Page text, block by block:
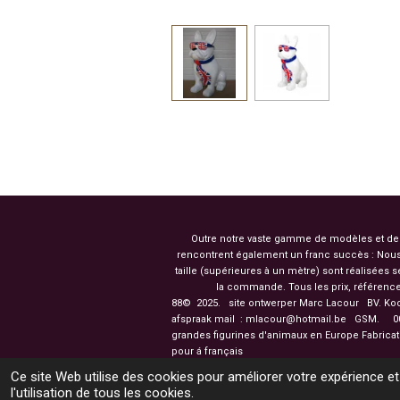
Ce site Web utilise des cookies pour améliorer votre expérience
l'utilisation de tous les cookies.
Outre notre vaste gamme de modèles et
rencontrent également un franc succès :
taille (supérieures à un mètre) sont réalisées
la commande. Tous les prix,
88© 2025. site ontwerper Marc Lacour BV.
afspraak mail : mlacour@hotmail.be GSM.
grandes figurines
pour á français